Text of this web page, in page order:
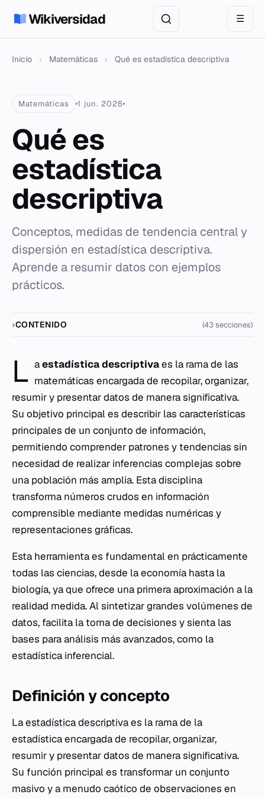
Wikiversidad ☰
Inicio › Matemáticas › Qué es estadística descriptiva
Matemáticas 1 jun. 2026
Qué es
estadística
descriptiva
Conceptos, medidas de tendencia central y
dispersión en estadística descriptiva.
Aprende a resumir datos con ejemplos
prácticos.
CONTENIDO (43 secciones)
L aestadística descriptivaes la rama de las
matemáticas encargada de recopilar, organizar,
resumir y presentar datos de manera significativa.
Su objetivo principal es describir las características
principales de un conjunto de información,
permitiendo comprender patrones y tendencias sin
necesidad de realizar inferencias complejas sobre
una población más amplia. Esta disciplina
transforma números crudos en información
comprensible mediante medidas numéricas y
representaciones gráficas.
Esta herramienta es fundamental en prácticamente
todas las ciencias, desde la economía hasta la
biología, ya que ofrece una primera aproximación a la
realidad medida. Al sintetizar grandes volúmenes de
datos, facilita la toma de decisiones y sienta las
bases para análisis más avanzados, como la
estadística inferencial.
Definición y concepto
Laestadística descriptivaes la rama de la
estadística encargada de recopilar, organizar,
resumir y presentar datos de manera significativa.
Su función principal es transformar un conjunto
masivo y a menudo caótico de observaciones en